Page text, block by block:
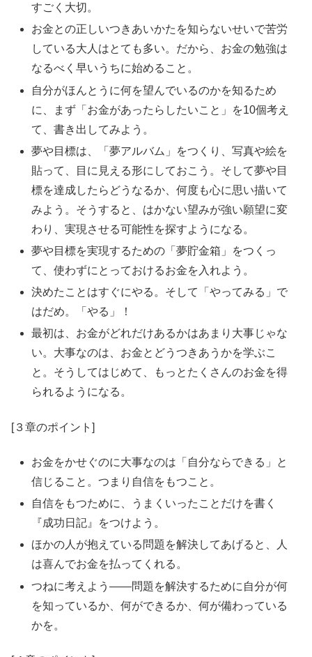
すごく大切。
お金との正しいつきあいかたを知らないせいで苦労
している大人はとても多い。だから、お金の勉強は
なるべく早いうちに始めること。
自分がほんとうに何を望んでいるのかを知るため
に、まず「お金があったらしたいこと」を10個考え
て、書き出してみよう。
夢や目標は、「夢アルバム」をつくり、写真や絵を
貼って、目に見える形にしておこう。そして夢や目
標を達成したらどうなるか、何度も心に思い描いて
みよう。そうすると、はかない望みが強い願望に変
わり、実現させる可能性を探すようになる。
夢や目標を実現するための「夢貯金箱」をつくっ
て、使わずにとっておけるお金を入れよう。
決めたことはすぐにやる。そして「やってみる」で
はだめ。「やる」！
最初は、お金がどれだけあるかはあまり大事じゃな
い。大事なのは、お金とどうつきあうかを学ぶこ
と。そうしてはじめて、もっとたくさんのお金を得
られるようになる。
[３章のポイント]
お金をかせぐのに大事なのは「自分ならできる」と
信じること。つまり自信をもつこと。
自信をもつために、うまくいったことだけを書く
『成功日記』をつけよう。
ほかの人が抱えている問題を解決してあげると、人
は喜んでお金を払ってくれる。
つねに考えよう――問題を解決するために自分が何
を知っているか、何ができるか、何が備わっている
かを。